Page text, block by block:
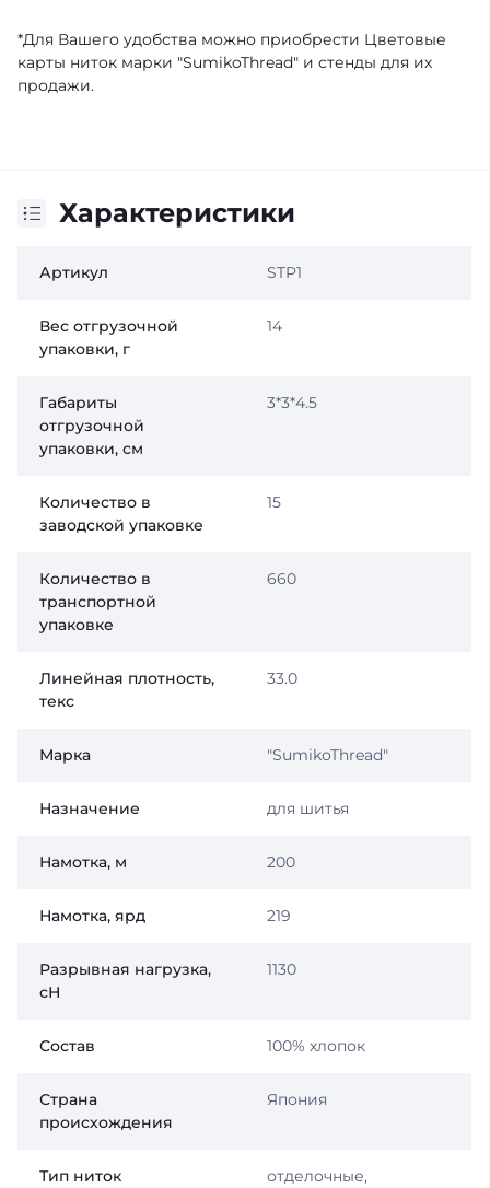
*Для Вашего удобства можно приобрести Цветовые
карты ниток марки "SumikoThread" и стенды для их
продажи.
Характеристики
Артикул STP1
Вес отгрузочной
упаковки, г
14
Габариты
отгрузочной
упаковки, см
3*3*4.5
Количество в
заводской упаковке
15
Количество в
транспортной
упаковке
660
Линейная плотность,
текс
33.0
Марка "SumikoThread"
Назначение для шитья
Намотка, м 200
Намотка, ярд 219
Разрывная нагрузка,
сН
1130
Состав 100% хлопок
Страна
происхождения
Япония
Тип ниток
отделочные,